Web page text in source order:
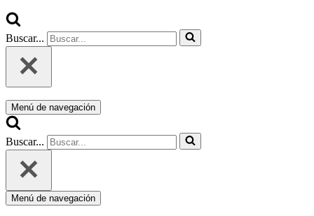
Buscar...
Menú de navegación
Buscar...
Menú de navegación